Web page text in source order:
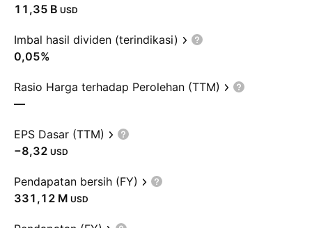
‪11,35 B‬ USD
Imbal hasil dividen (terindikasi)
0,05%
Rasio Harga terhadap Perolehan (TTM)
—
EPS Dasar (TTM)
−8,32 USD
Pendapatan bersih (FY)
‪331,12 M‬ USD